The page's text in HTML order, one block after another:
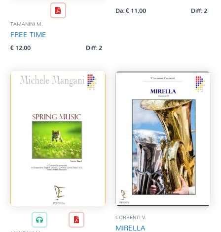
TAMANINI M.
FREE TIME
€12,00 Diff: 2
Da:€11,00 Diff: 2
CORRENTI V.
MIRELLA